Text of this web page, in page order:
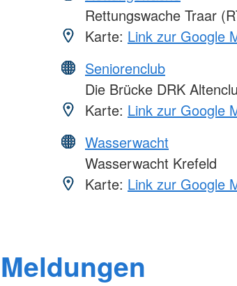
Rettungswache Traar
Karte: Link zur Google
Seniorenclub
Die Brücke DRK
Karte: Link zur Google
Wasserwacht
Wasserwacht Krefeld
Karte: Link zur Google
Meldungen